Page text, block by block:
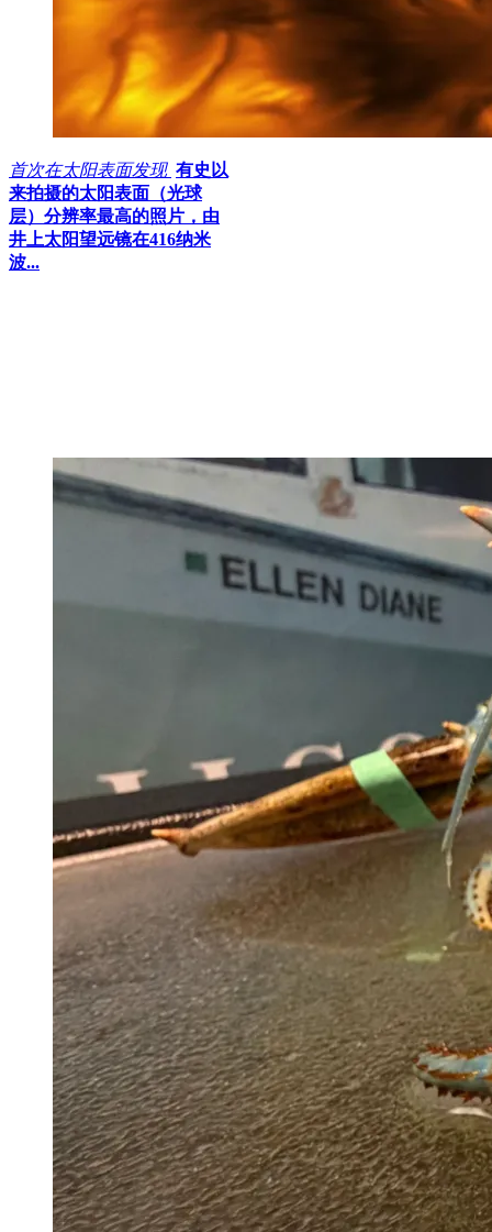
首次在太阳表面发现 有史以
来拍摄的太阳表面（光球
层）分辨率最高的照片，由
井上太阳望远镜在416纳米
波...